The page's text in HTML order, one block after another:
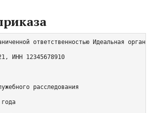
ответственностью Идеальная
ИНН 12345678910
расследования